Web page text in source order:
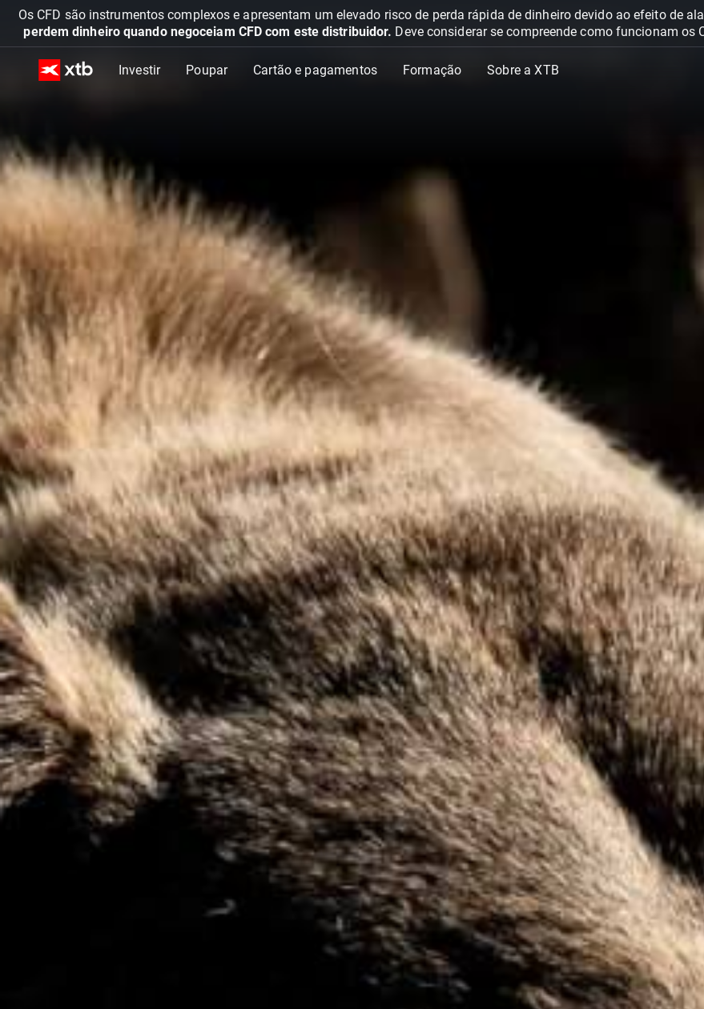
Os CFD são instrumentos complexos e apresentam um elevado risco de perda rápida de dinheiro devido ao efeito de
perdem dinheiro quando negoceiam CFD com este distribuidor. Deve considerar se compreende como funcionam os
Investir Poupar Cartão e pagamentos Formação Sobre a XTB